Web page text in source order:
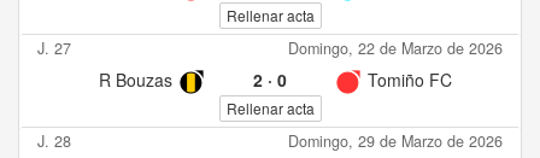
Rellenar acta
J. 27 Domingo, 22 de Marzo de 2026
R Bouzas 2· 0 Tomiño FC
Rellenar acta
J. 28 Domingo, 29 de Marzo de 2026